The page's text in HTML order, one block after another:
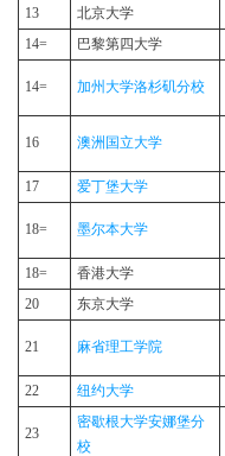
13
北京大学
14=
巴黎第四大学
14= 加州大学洛杉矶分校
16 澳洲国立大学
17
爱丁堡大学
18= 墨尔本大学
18=
香港大学
20
东京大学
21 麻省理工学院
22 纽约大学
23
密歇根大学安娜堡分
校